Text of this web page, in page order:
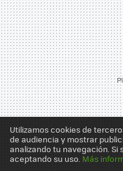
Utilizamos cookies de
de audiencia y mostrar
analizando tu navegación.
aceptando su uso. Más